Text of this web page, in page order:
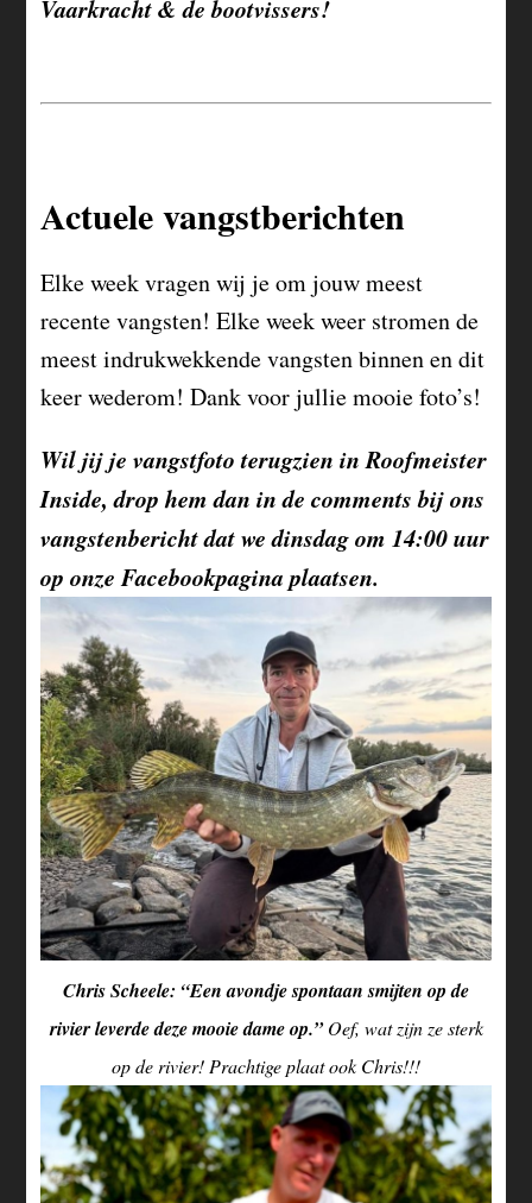
Vaarkracht & de bootvissers!
Actuele vangstberichten
Elke week vragen wij je om jouw meest
recente vangsten! Elke week weer stromen de
meest indrukwekkende vangsten binnen en dit
keer wederom! Dank voor jullie mooie foto’s!
Wil jij je vangstfoto terugzien in Roofmeister
Inside, drop hem dan in de comments bij ons
vangstenbericht dat we dinsdag om 14:00 uur
op onze Facebookpagina plaatsen.
Chris Scheele: “Een avondje spontaan smijten op de
rivier leverde deze mooie dame op.”Oef, wat zijn ze sterk
op de rivier! Prachtige plaat ook Chris!!!